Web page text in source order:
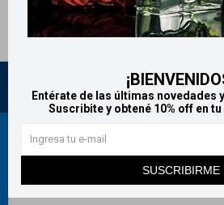
Entérate de las últimas novedades
Suscribite y obtené 10% off en
SUSCRIBIRME
Retiros gratuitos en
Newsletter
¡Suscribite y recibí todas